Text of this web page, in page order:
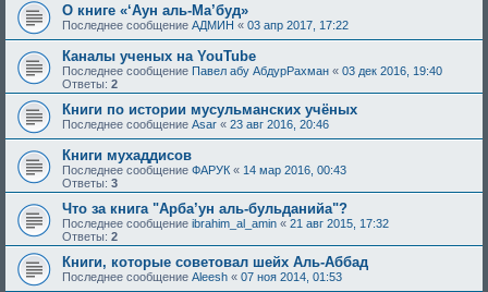
О книге «‘Аун аль-Ма’буд»
Последнее сообщение АДМИН « 03 апр 2017, 17:22
Каналы ученых на YouTube
Последнее сообщение Павел абу АбдурРахман « 03 дек 2016, 19:40
Ответы: 2
Книги по истории мусульманских учёных
Последнее сообщение Asar « 23 авг 2016, 20:46
Книги мухаддисов
Последнее сообщение ФАРУК « 14 мар 2016, 00:43
Ответы: 3
Что за книга "Арба’ун аль-бульданийа"?
Последнее сообщение ibrahim_al_amin « 21 авг 2015, 17:32
Ответы: 2
Книги, которые советовал шейх Аль-Аббад
Последнее сообщение Aleesh « 07 ноя 2014, 01:53